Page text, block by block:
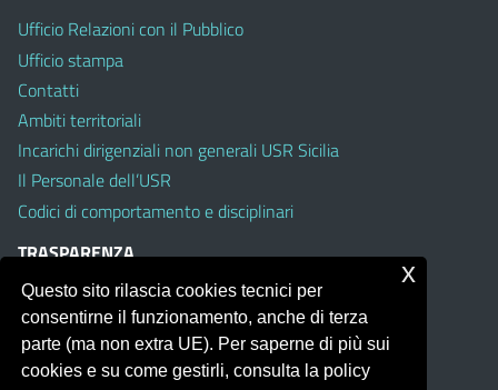
Ufficio Relazioni con il Pubblico
Ufficio stampa
Contatti
Ambiti territoriali
Incarichi dirigenziali non generali USR Sicilia
Il Personale dell’USR
Codici di comportamento e disciplinari
TRASPARENZA
Albo on line
Amministrazione Trasparente
Pubblici proclami
Questo sito rilascia cookies tecnici per
consentirne il funzionamento, anche di terza
parte (ma non extra UE). Per saperne di più sui
cookies e su come gestirli, consulta la policy
x